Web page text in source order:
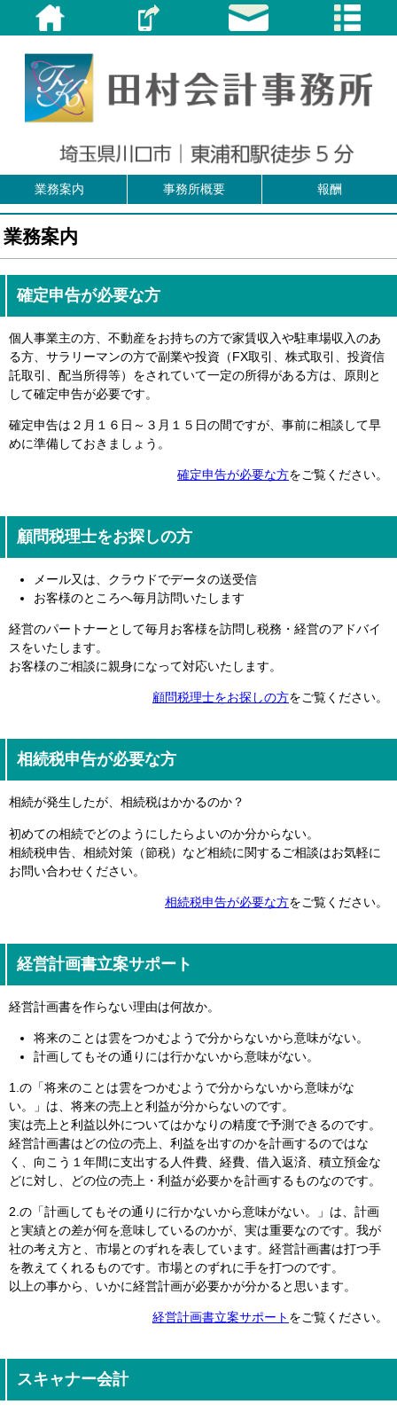
業務案内 事務所概要 報酬
業務案内
確定申告が必要な方
個人事業主の方、不動産をお持ちの方で家賃収入や駐車場収入のあ
る方、サラリーマンの方で副業や投資（FX取引、株式取引、投資信
託取引、配当所得等）をされていて一定の所得がある方は、原則と
して確定申告が必要です。
確定申告は２月１６日～３月１５日の間ですが、事前に相談して早
めに準備しておきましょう。
確定申告が必要な方をご覧ください。
顧問税理士をお探しの方
メール又は、クラウドでデータの送受信
お客様のところへ毎月訪問いたします
経営のパートナーとして毎月お客様を訪問し税務・経営のアドバイ
スをいたします。
お客様のご相談に親身になって対応いたします。
顧問税理士をお探しの方をご覧ください。
相続税申告が必要な方
相続が発生したが、相続税はかかるのか？
初めての相続でどのようにしたらよいのか分からない。
相続税申告、相続対策（節税）など相続に関するご相談はお気軽に
お問い合わせください。
相続税申告が必要な方をご覧ください。
経営計画書立案サポート
経営計画書を作らない理由は何故か。
将来のことは雲をつかむようで分からないから意味がない。
計画してもその通りには行かないから意味がない。
1.の「将来のことは雲をつかむようで分からないから意味がな
い。」は、将来の売上と利益が分からないのです。
実は売上と利益以外についてはかなりの精度で予測できるのです。
経営計画書はどの位の売上、利益を出すのかを計画するのではな
く、向こう１年間に支出する人件費、経費、借入返済、積立預金な
どに対し、どの位の売上・利益が必要かを計画するものなのです。
2.の「計画してもその通りに行かないから意味がない。」は、計画
と実績との差が何を意味しているのかが、実は重要なのです。我が
社の考え方と、市場とのずれを表しています。経営計画書は打つ手
を教えてくれるものです。市場とのずれに手を打つのです。
以上の事から、いかに経営計画が必要かが分かると思います。
経営計画書立案サポート をご覧ください。
スキャナー会計